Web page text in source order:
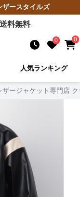
ザースタイルズ
料無料
0 0
人気ランキング
ザージャケット専門店